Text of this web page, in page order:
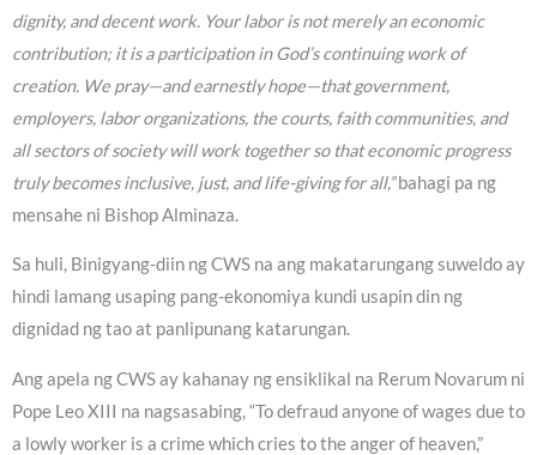
dignity, and decent work. Your labor is not merely an economic
contribution; it is a participation in God’s continuing work of
creation. We pray—and earnestly hope—that government,
employers, labor organizations, the courts, faith communities, and
all sectors of society will work together so that economic progress
truly becomes inclusive, just, and life-giving for all,”bahagi pa ng
mensahe ni Bishop Alminaza.
Sa huli, Binigyang-diin ng CWS na ang makatarungang suweldo ay
hindi lamang usaping pang-ekonomiya kundi usapin din ng
dignidad ng tao at panlipunang katarungan.
Ang apela ng CWS ay kahanay ng ensiklikal na Rerum Novarum ni
Pope Leo XIII na nagsasabing, “To defraud anyone of wages due to
a lowly worker is a crime which cries to the anger of heaven,”